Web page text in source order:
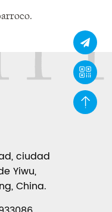
ciudad
Yiwu,
China.